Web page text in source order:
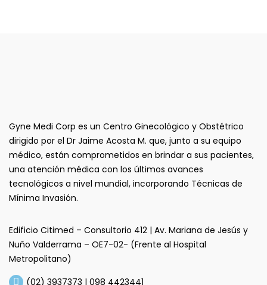
Gyne Medi Corp es un Centro Ginecológico y Obstétrico
dirigido por el Dr Jaime Acosta M. que, junto a su equipo
médico, están comprometidos en brindar a sus pacientes,
una atención médica con los últimos avances
tecnológicos a nivel mundial, incorporando Técnicas de
Mínima Invasión.
Edificio Citimed – Consultorio 412 | Av. Mariana de Jesús y
Nuño Valderrama – OE7-02- (Frente al Hospital
Metropolitano)
(02) 3937373 | 098 4423441